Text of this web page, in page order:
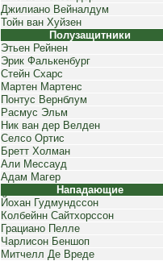
Джилиано Вейналдум
Тойн ван Хуйзен
Полузащитники
Этьен Рейнен
Эрик Фалькенбург
Стейн Схарс
Мартен Мартенс
Понтус Вернблум
Расмус Эльм
Ник ван дер Велден
Селсо Ортис
Бретт Холман
Али Мессауд
Адам Магер
Нападающие
Йохан Гудмундссон
Колбейнн Сайтхорссон
Грациано Пелле
Чарлисон Беншоп
Митчелл Де Вреде